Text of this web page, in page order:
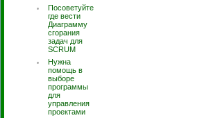
Посоветуйте
где вести
Диаграмму
сгорания
задач для
SCRUM
Нужна
помощь в
выборе
программы
для
управления
проектами